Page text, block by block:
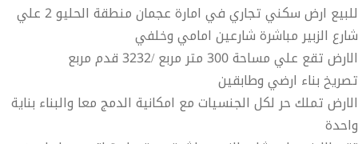
للبيع ارض سكني تجاري في امارة عجمان منطقة الحليو 2 علي
شارع الزبير مباشرة شارعين امامي وخلفي
الارض تقع علي مساحة 300 متر مربع /3232 قدم مربع
تصريخ بناء ارضي وطابقين
الارض تملك حر لكل الجنسيات مع امكانية الدمج معا والبناء بناية
واحدة